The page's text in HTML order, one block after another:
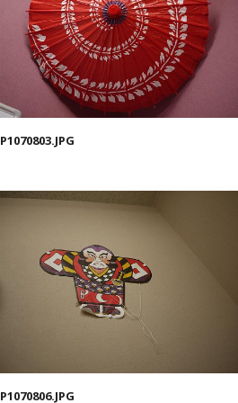
P1070803.JPG
P1070806.JPG